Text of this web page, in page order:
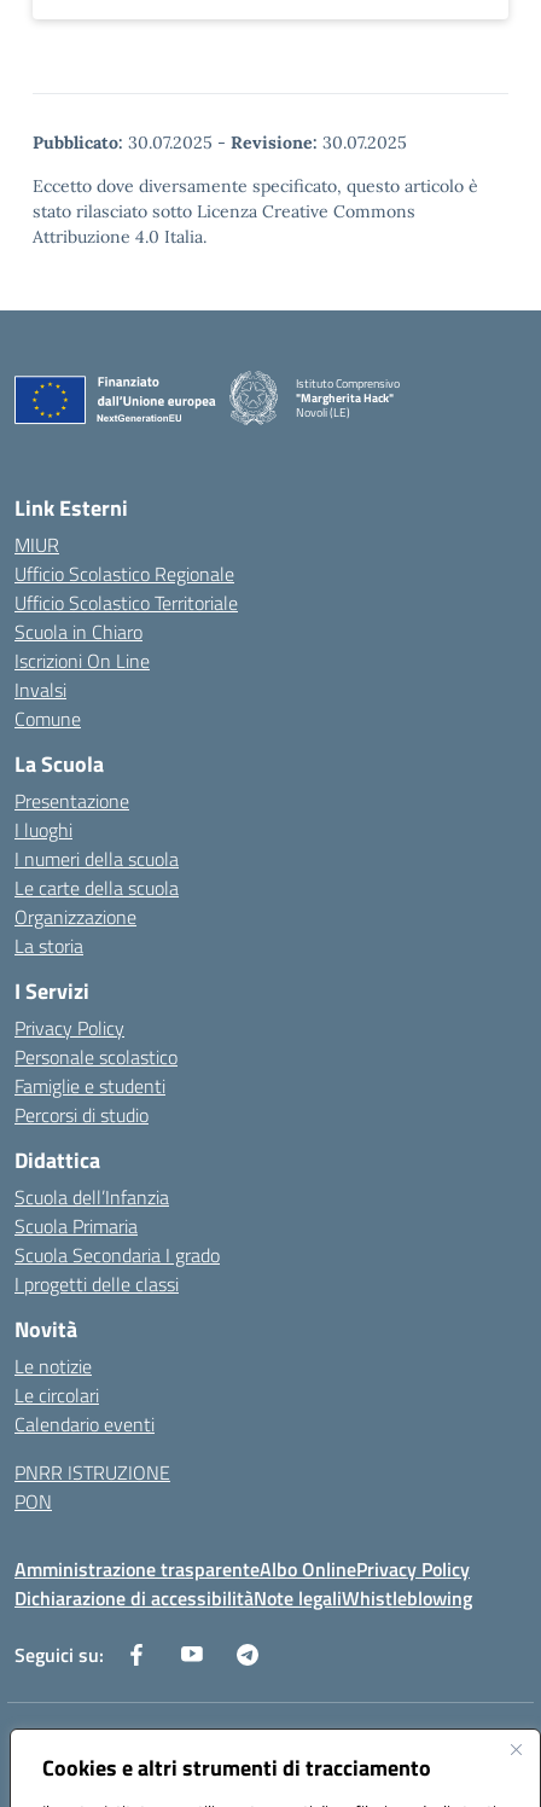
Cookies e altri strumenti di tracciamento
Pubblicato: 30.07.2025 - Revisione: 30.07.2025
Eccetto dove diversamente specificato, questo articolo è
stato rilasciato sotto Licenza Creative Commons
Attribuzione 4.0 Italia.
Istituto Comprensivo
"Margherita Hack"
Novoli (LE)
Link Esterni
MIUR
Ufficio Scolastico Regionale
Ufficio Scolastico Territoriale
Scuola in Chiaro
Iscrizioni On Line
Invalsi
Comune
La Scuola
Presentazione
I luoghi
I numeri della scuola
Le carte della scuola
Organizzazione
La storia
I Servizi
Privacy Policy
Personale scolastico
Famiglie e studenti
Percorsi di studio
Didattica
Scuola dell’Infanzia
Scuola Primaria
Scuola Secondaria I grado
I progetti delle classi
Novità
Le notizie
Le circolari
Calendario eventi
PNRR ISTRUZIONE
PON
Amministrazione trasparenteAlbo OnlinePrivacy Policy
Dichiarazione di accessibilitàNote legaliWhistleblowing
Seguici su:
Indirizzo:
Centralino:0832712132 Email:leic84200l@istruzione.it